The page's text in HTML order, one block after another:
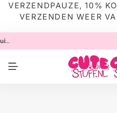
VERZENDPAUZE, 10%
VERZENDEN WEER
NL(EUR €)